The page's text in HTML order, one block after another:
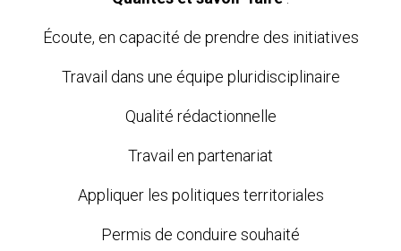
Écoute, en capacité de prendre des initiatives
Travail dans une équipe pluridisciplinaire
Qualité rédactionnelle
Travail en partenariat
Appliquer les politiques territoriales
Permis de conduire souhaité